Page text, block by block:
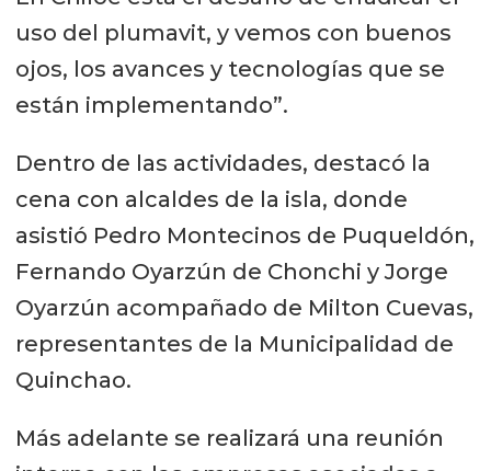
uso del plumavit, y vemos con buenos
ojos, los avances y tecnologías que se
están implementando”.
Dentro de las actividades, destacó la
cena con alcaldes de la isla, donde
asistió Pedro Montecinos de Puqueldón,
Fernando Oyarzún de Chonchi y Jorge
Oyarzún acompañado de Milton Cuevas,
representantes de la Municipalidad de
Quinchao.
Más adelante se realizará una reunión